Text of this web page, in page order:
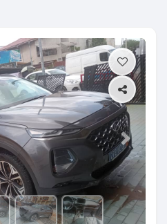
Next